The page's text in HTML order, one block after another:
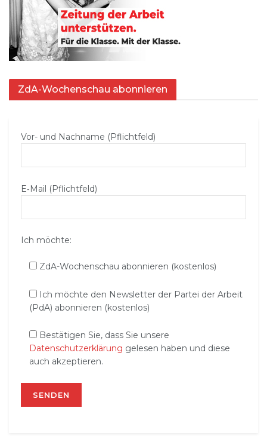
ZdA-Wochenschau abonnieren
Vor- und Nachname (Pflichtfeld)
E‑Mail (Pflichtfeld)
Ich möchte:
ZdA-Wochenschau abonnieren (kostenlos)
Ich möchte den Newsletter der Partei der Arbeit
(PdA) abonnieren (kostenlos)
Bestätigen Sie, dass Sie unsere
Datenschutzerklärung gelesen haben und diese
auch akzeptieren.